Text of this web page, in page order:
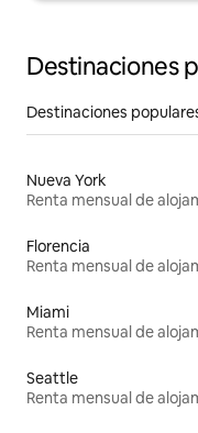
Destinaciones
Destinaciones
Nueva York
Florencia
Miami
Seattle